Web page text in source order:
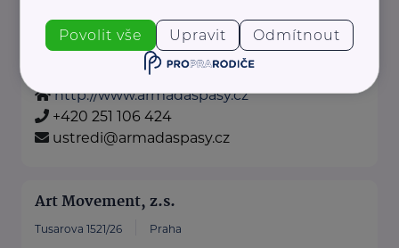
Armáda spásy v České republice, z.s.
Praha
http://www.armadaspasy.cz
+420 251 106 424
ustredi@armadaspasy.cz
Art Movement, z.s.
Tusarova 1521/26 Praha
Povolit vše Upravit Odmítnout